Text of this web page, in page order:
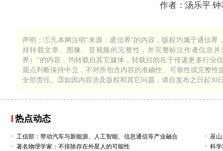
作者：汤乐平
声明：①凡本网注明“来源：通信界”的内容，版权均属于通信
持转载文章、图像、音视频的完整性，并完整标注作者信息
界）”的内容，均转载自其它媒体，转载目的在于传递更多行业
观点判断保持中立，不对所包含内容的准确性、可靠性或完整
全部责任。③如因内容涉及版权和其它问题，请自发布之日起30
热点动态
工信部：带动汽车与新能源、人工智能、信息通信等产业融合
巫
著名物理学家：不排除存在外星人的可能性
科